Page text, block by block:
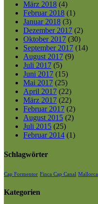
März 2018 (4)
Februar 2018 (1)
Januar 2018 (3)
Dezember 2017 (2)
Oktober 2017 (30)
September 2017 (14)
August 2017 (9)
Juli 2017 (5)
Juni 2017 (15)
Mai 2017 (25)
April 2017 (22)
März 2017 (22)
Februar 2017 (2)
August 2015 (2)
Juli 2015 (25)
Februar 2014 (1)
Schlagwörter
Cap Formentor Finca Cap Canal Mallorca
Kategorien